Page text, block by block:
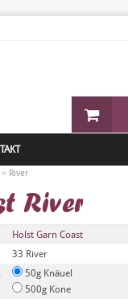
» River
River
Holst Garn Coast
33 River
50g Knäuel
500g Kone